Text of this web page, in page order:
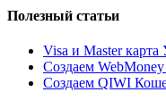
Полезный статьи
Visa и Master карта
Создаем
Создаем QIWI